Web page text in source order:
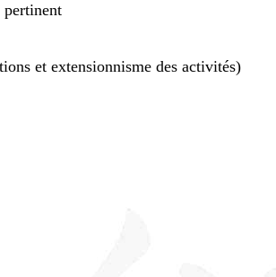
et extensionnisme des activités)